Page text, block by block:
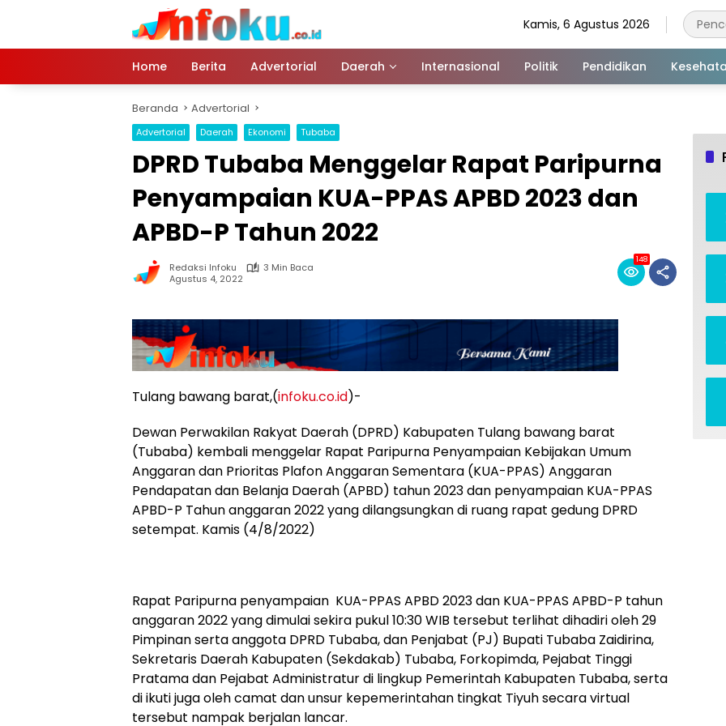
Kamis, 6 Agustus 2026
Home Berita Advertorial Daerah Internasional Politik Pendidikan
Beranda Advertorial
Advertorial Daerah Ekonomi Tubaba
DPRD Tubaba Menggelar Rapat Paripurna
Penyampaian KUA-PPAS APBD 2023 dan
APBD-P Tahun 2022
Redaksi Infoku
3 Min Baca
Agustus 4, 2022
148
Tulang bawang barat,(infoku.co.id)-
Dewan Perwakilan Rakyat Daerah (DPRD) Kabupaten Tulang bawang barat
(Tubaba) kembali menggelar Rapat Paripurna Penyampaian Kebijakan Umum
Anggaran dan Prioritas Plafon Anggaran Sementara (KUA-PPAS) Anggaran
Pendapatan dan Belanja Daerah (APBD) tahun 2023 dan penyampaian KUA-PPAS
APBD-P Tahun anggaran 2022 yang dilangsungkan di ruang rapat gedung DPRD
setempat. Kamis (4/8/2022)
Rapat Paripurna penyampaian KUA-PPAS APBD 2023 dan KUA-PPAS APBD-P tahun
anggaran 2022 yang dimulai sekira pukul 10:30 WIB tersebut terlihat dihadiri oleh 29
Pimpinan serta anggota DPRD Tubaba, dan Penjabat (PJ) Bupati Tubaba Zaidirina,
Sekretaris Daerah Kabupaten (Sekdakab) Tubaba, Forkopimda, Pejabat Tinggi
Pratama dan Pejabat Administratur di lingkup Pemerintah Kabupaten Tubaba, serta
di ikuti juga oleh camat dan unsur kepemerintahan tingkat Tiyuh secara virtual
tersebut nampak berjalan lancar.